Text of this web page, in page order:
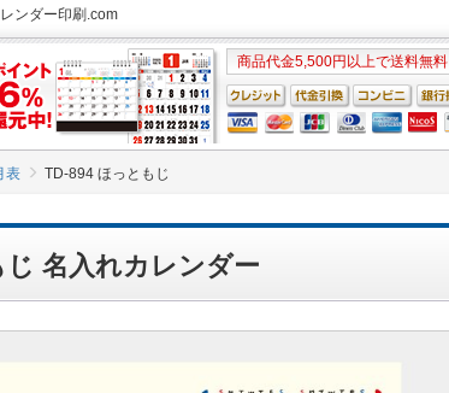
ンダー印刷.com
商品代金5,500円以上で送料無料
表 TD-894 ほっともじ
名入れカレンダー